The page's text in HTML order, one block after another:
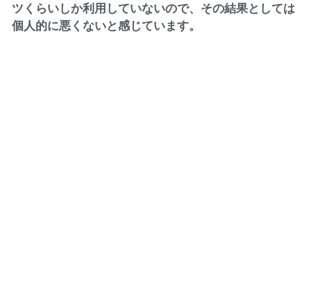
ツくらいしか利用していないので、その結果としては
個人的に悪くないと感じています。